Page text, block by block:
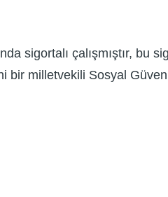
sigortalı çalışmıştır, bu
bir milletvekili Sosyal